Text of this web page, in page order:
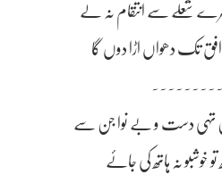
شعلے سے انتقام نہ لے
افق تک دھواں اڑا دوں گا
~~~~~~~~~
تہی دست و بے نوا جن سے
تو خوشبو نہ ہاتھ کی جائے